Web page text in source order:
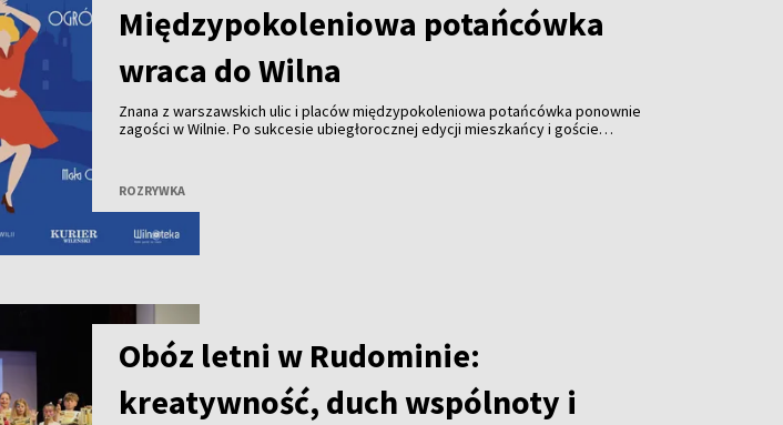
Międzypokoleniowa potańcówka
wraca do Wilna
Znana z warszawskich ulic i placów międzypokoleniowa potańcówka ponownie
zagości w Wilnie. Po sukcesie ubiegłorocznej edycji mieszkańcy i goście
ROZRYWKA
Obóz letni w Rudominie:
kreatywność, duch wspólnoty i